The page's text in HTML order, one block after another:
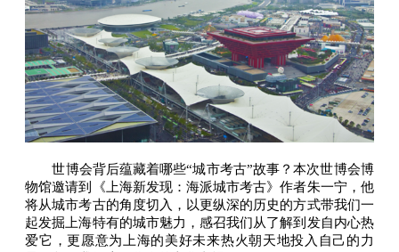
世博会背后蕴藏着哪些“城市考古”故事？本次世博会博
物馆邀请到《上海新发现：海派城市考古》作者朱一宁，他
将从城市考古的角度切入，以更纵深的历史的方式带我们一
起发掘上海特有的城市魅力，感召我们从了解到发自内心热
爱它，更愿意为上海的美好未来热火朝天地投入自己的力